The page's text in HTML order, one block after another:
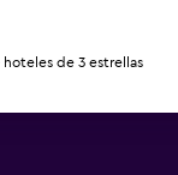
de 3 estrellas